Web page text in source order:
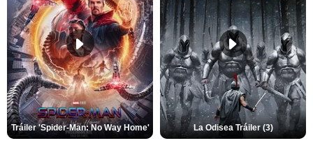
Tráiler 'Spider-Man: No Way Home' La Odisea Tráiler (3)